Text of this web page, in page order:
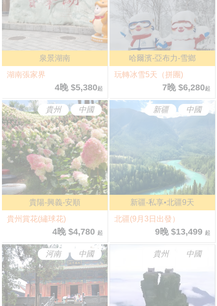
泉景湖南
湖南張家界
4晚 $5,380起
哈爾濱-亞布力-雪鄉
玩轉冰雪5天（拼團)
7晚 $6,280起
貴州 中國
貴陽-興義-安順
貴州賞花(繡球花)
4晚 $4,780 起
新疆 中國
新疆-私享•北疆9天
北疆(9月3日出發）
9晚 $13,499 起
河南 中國 貴州 中國